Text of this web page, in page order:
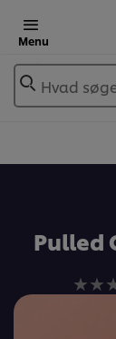
Menu
Hvad
Pulled